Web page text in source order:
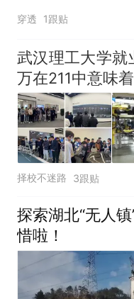
性”耐人寻味
穿透 1跟贴
武汉理工大学就
万在211中意味
择校不迷路 3跟贴
探索湖北“无人
惜啦！